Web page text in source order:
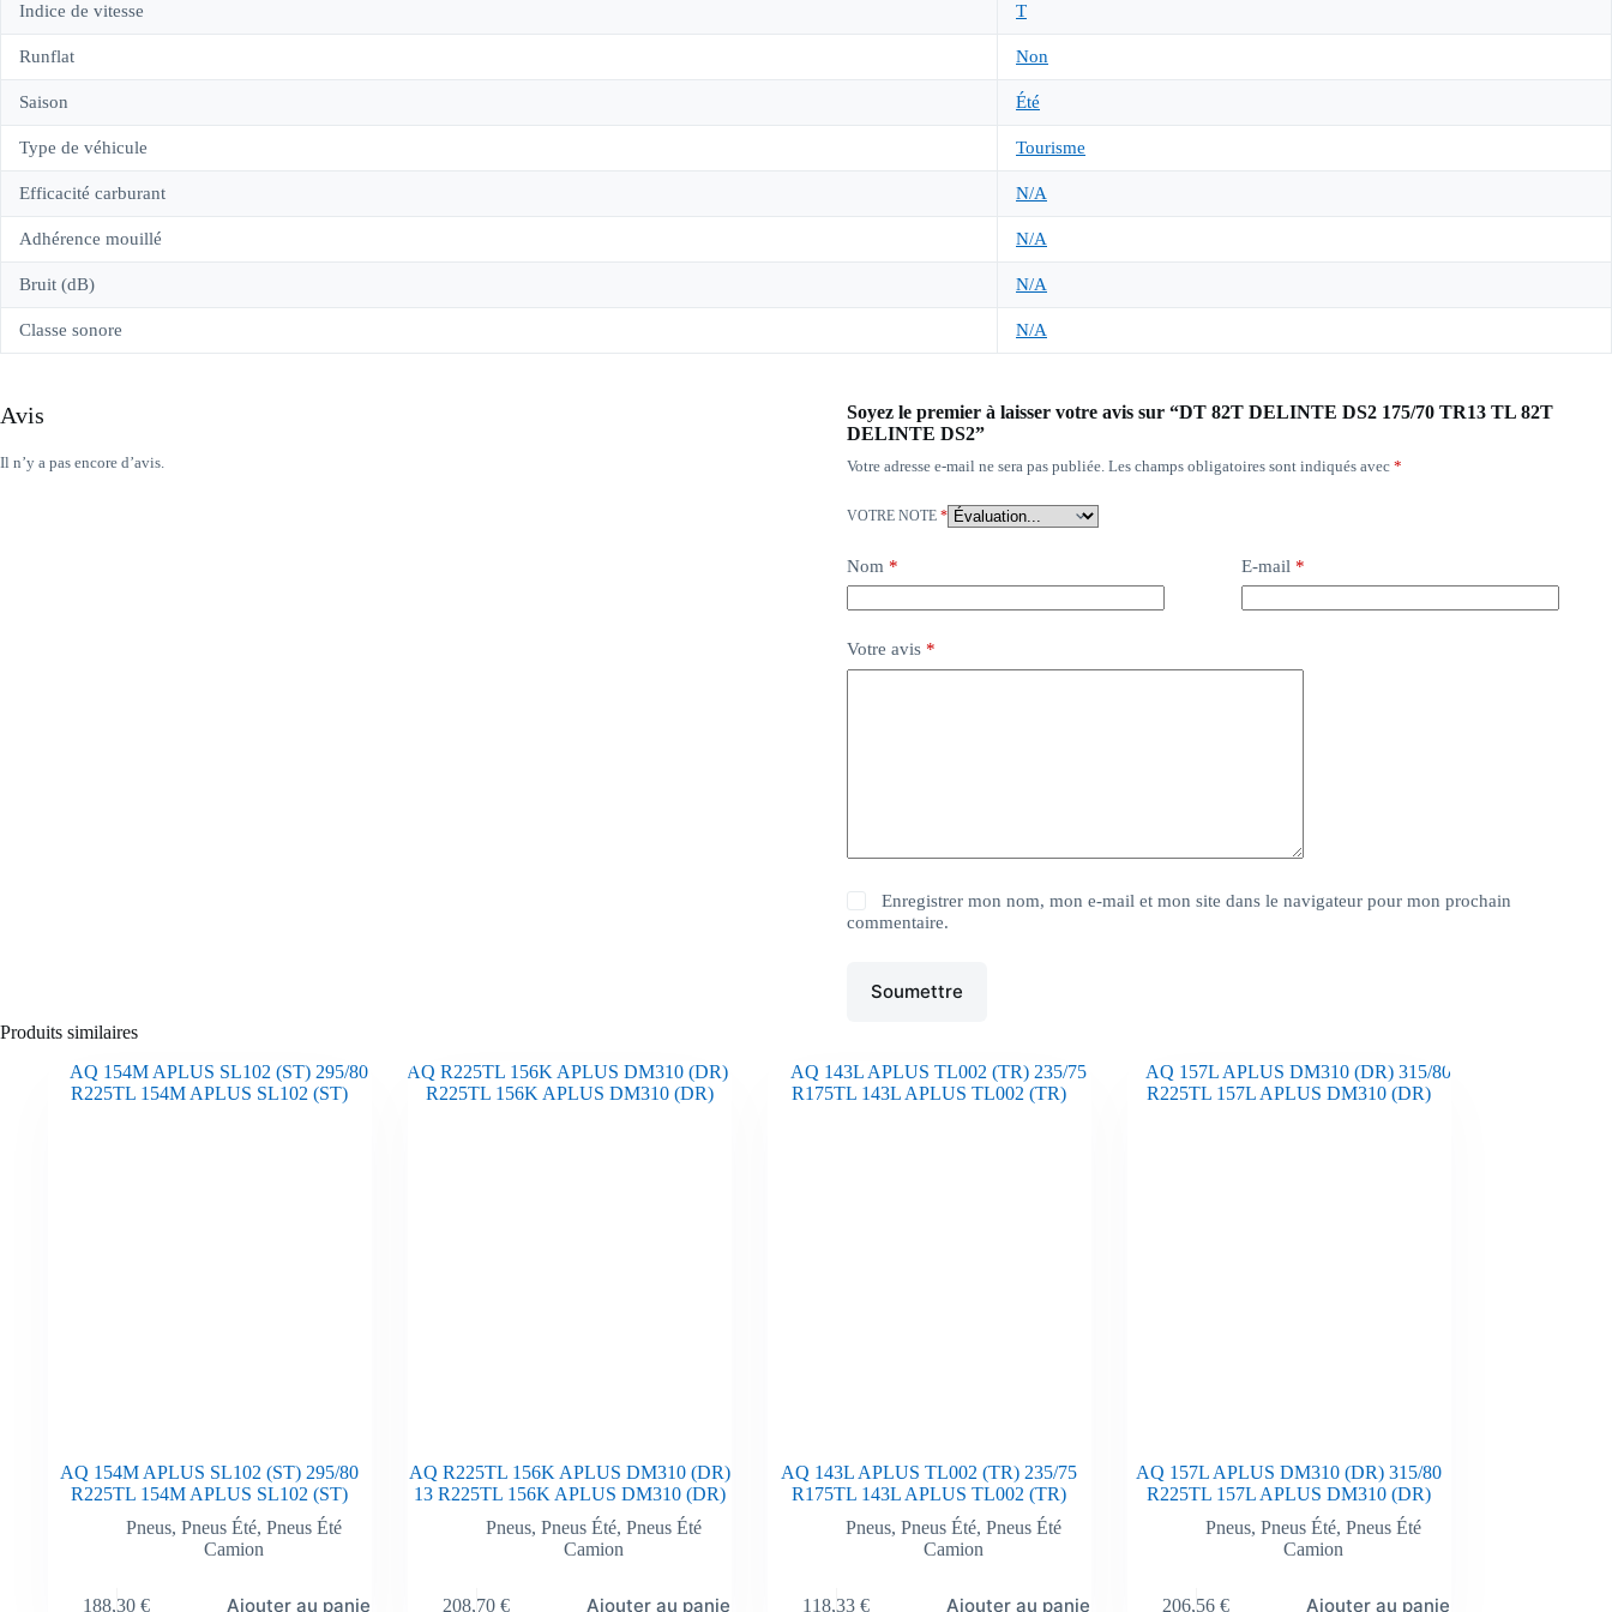
Indice de vitesse T
Runflat Non
Saison Été
Type de véhicule Tourisme
Efficacité carburant N/A
Adhérence mouillé N/A
Bruit (dB) N/A
Classe sonore N/A
Avis
Il n’y a pas encore d’avis.
Soyez le premier à laisser votre avis sur “DT 82T DELINTE DS2 175/70 TR13 TL 82T
DELINTE DS2”
Votre adresse e-mail ne sera pas publiée. Les champs obligatoires sont indiqués avec *
VOTRE NOTE *
Nom * E-mail *
Votre avis *
Enregistrer mon nom, mon e-mail et mon site dans le navigateur pour mon prochain
commentaire.
Soumettre
Produits similaires
AQ 154M APLUS SL102 (ST) 295/80
R225TL 154M APLUS SL102 (ST)
Pneus, Pneus Été, Pneus Été
Camion
188,30€ Ajouter au panier
AQ R225TL 156K APLUS DM310 (DR)
13 R225TL 156K APLUS DM310 (DR)
Pneus, Pneus Été, Pneus Été
Camion
208,70€ Ajouter au panier
AQ 143L APLUS TL002 (TR) 235/75
R175TL 143L APLUS TL002 (TR)
Pneus, Pneus Été, Pneus Été
Camion
118,33€ Ajouter au panier
AQ 157L APLUS DM310 (DR) 315/80
R225TL 157L APLUS DM310 (DR)
Pneus, Pneus Été, Pneus Été
Camion
206,56€ Ajouter au panier